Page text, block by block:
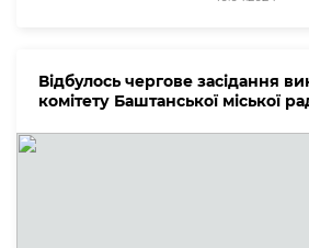
Відбулось чергове засідання
комітету Баштанської міської